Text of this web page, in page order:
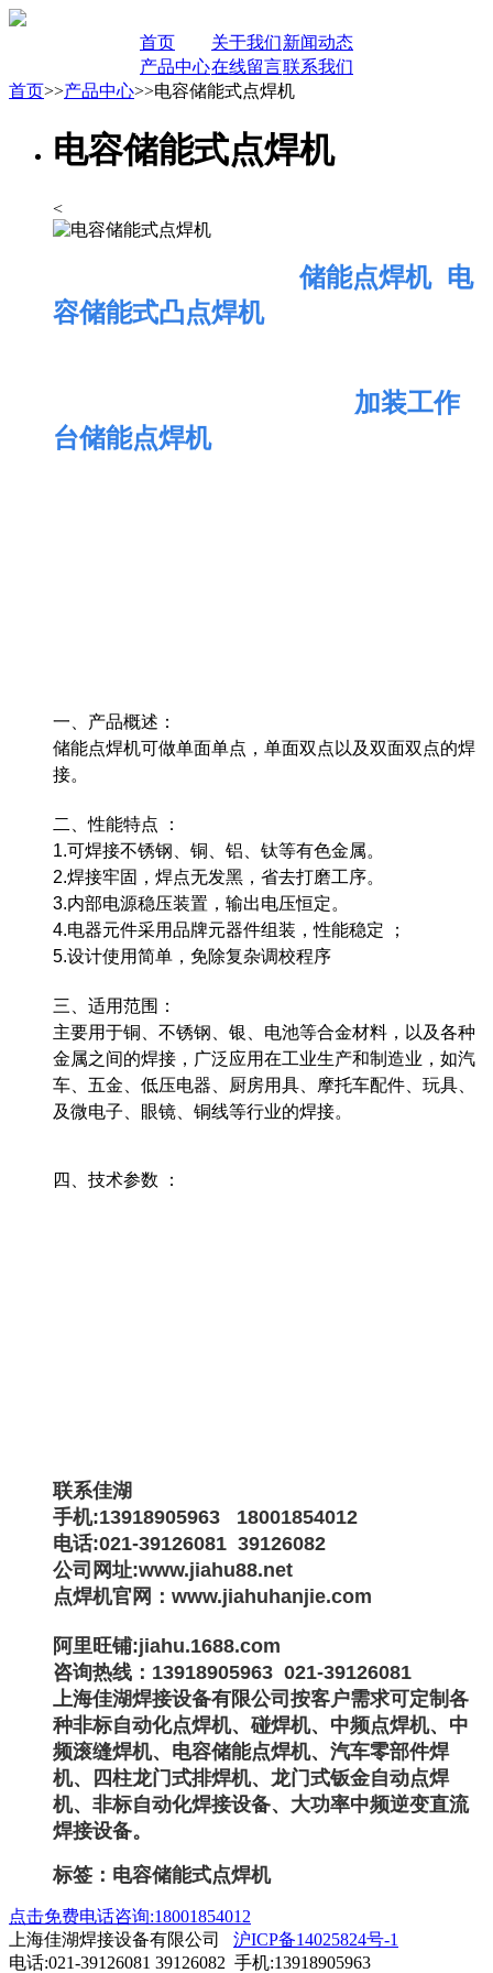
首页 关于我们新闻动态
产品中心在线留言联系我们
首页>>产品中心>>电容储能式点焊机
电容储能式点焊机
<
储能点焊机 电
容储能式凸点焊机
加装工作
台储能点焊机
一、产品概述：
储能点焊机可做单面单点，单面双点以及双面双点的焊
接。
二、性能特点 ：
1.可焊接不锈钢、铜、铝、钛等有色金属。
2.焊接牢固，焊点无发黑，省去打磨工序。
3.内部电源稳压装置，输出电压恒定。
4.电器元件采用品牌元器件组装，性能稳定 ；
5.设计使用简单，免除复杂调校程序
三、适用范围：
主要用于铜、不锈钢、银、电池等合金材料，以及各种
金属之间的焊接，广泛应用在工业生产和制造业，如汽
车、五金、低压电器、厨房用具、摩托车配件、玩具、
及微电子、眼镜、铜线等行业的焊接。
四、技术参数 ：
联系佳湖
手机:13918905963 18001854012
电话:021-39126081 39126082
公司网址:www.jiahu88.net
点焊机官网：www.jiahuhanjie.com
阿里旺铺:jiahu.1688.com
咨询热线：13918905963 021-39126081
上海佳湖焊接设备有限公司按客户需求可定制各
种非标自动化点焊机、碰焊机、中频点焊机、中
频滚缝焊机、电容储能点焊机、汽车零部件焊
机、四柱龙门式排焊机、龙门式钣金自动点焊
机、非标自动化焊接设备、大功率中频逆变直流
焊接设备。
标签：电容储能式点焊机
点击免费电话咨询:18001854012
上海佳湖焊接设备有限公司 沪ICP备14025824号-1
电话:021-39126081 39126082 手机:13918905963